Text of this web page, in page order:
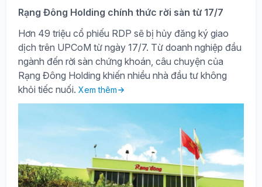
Rạng Đông Holding chính thức rời sàn từ 17/7
Hơn 49 triệu cổ phiếu RDP sẽ bị hủy đăng ký giao
dịch trên UPCoM từ ngày 17/7. Từ doanh nghiệp đầu
ngành đến rời sàn chứng khoán, câu chuyện của
Rạng Đông Holding khiến nhiều nhà đầu tư không
khỏi tiếc nuối. Xem thêm